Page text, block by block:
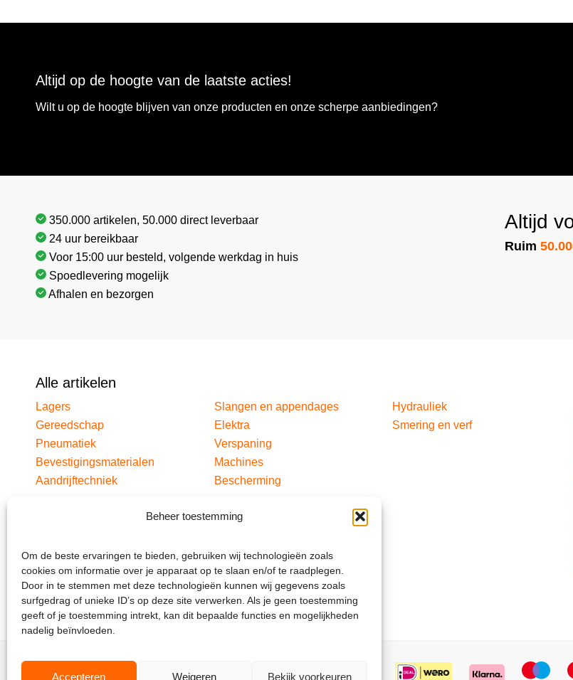
Beheer toestemming
Om de beste ervaringen te bieden, gebruiken wij technologieën zoals
cookies om informatie over je apparaat op te slaan en/of te raadplegen.
Door in te stemmen met deze technologieën kunnen wij gegevens zoals
surfgedrag of unieke ID’s op deze site verwerken. Als je geen toestemming
geeft of je toestemming intrekt, kan dit bepaalde functies en mogelijkheden
nadelig beïnvloeden.
Accepteren Weigeren Bekijk voorkeuren
Altijd op de hoogte van de laatste acties!
Wilt u op de hoogte blijven van onze producten en onze scherpe aanbiedingen?
350.000 artikelen, 50.000 direct leverbaar
24 uur bereikbaar
Voor 15:00 uur besteld, volgende werkdag in huis
Spoedlevering mogelijk
Afhalen en bezorgen
Altijd
Ruim
Alle artikelen
Lagers
Gereedschap
Pneumatiek
Bevestigingsmaterialen
Aandrijftechniek
Slangen en appendages
Elektra
Verspaning
Machines
Bescherming
Hydrauliek
Smering en verf